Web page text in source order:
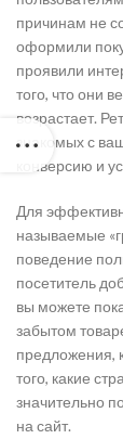
причинам не
оформили
проявили
того, что они
возрастает.
знакомых с
конверсию и
Для
называемые
поведение
посетитель
вы можете
забытом
предложения,
того, какие
значительно
на сайт.